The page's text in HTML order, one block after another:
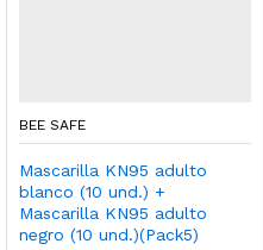
BEE SAFE
Mascarilla KN95 adulto
blanco (10 und.) +
Mascarilla KN95 adulto
negro (10 und.)(Pack5)